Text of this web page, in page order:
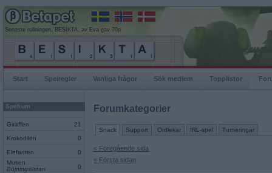
Senaste rullningen, BESIKTA, av Eva gav 70p
Start Spelregler Vanliga frågor Sök medlem Topplistor
Spelrum
Giraffen 21
Krokodilen 0
Elefanten
0
Musen
Böjningslistan
0
Forumkategorier
Snack Support Ordlekar IRL-spel Turneringar
« Föregående sida
« Första sidan